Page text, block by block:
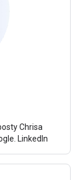
Chrisa
LinkedIn